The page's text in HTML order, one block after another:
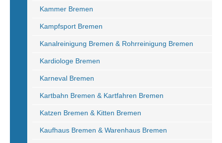
Kammer Bremen
Kampfsport Bremen
Kanalreinigung Bremen & Rohrreinigung Bremen
Kardiologe Bremen
Karneval Bremen
Kartbahn Bremen & Kartfahren Bremen
Katzen Bremen & Kitten Bremen
Kaufhaus Bremen & Warenhaus Bremen